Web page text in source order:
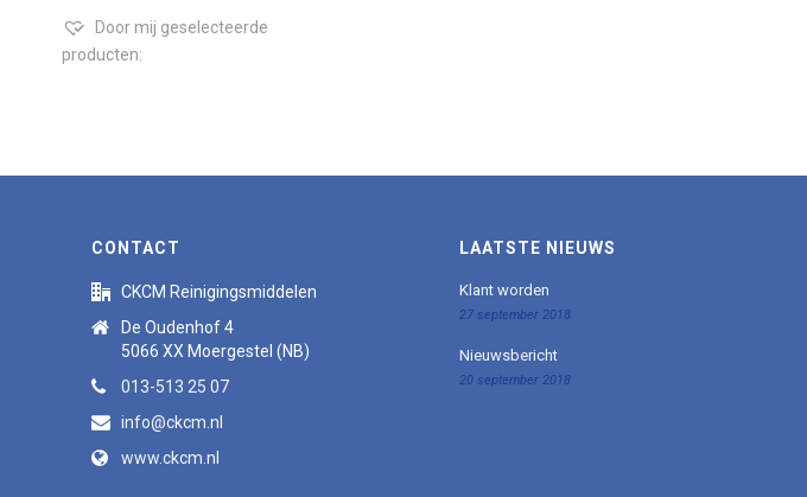
Door mij geselecteerde
producten:
CONTACT
CKCM Reinigingsmiddelen
De Oudenhof 4
5066 XX Moergestel (NB)
013-513 25 07
info@ckcm.nl
www.ckcm.nl
LAATSTE NIEUWS
Klant worden
27 september 2018
Nieuwsbericht
20 september 2018